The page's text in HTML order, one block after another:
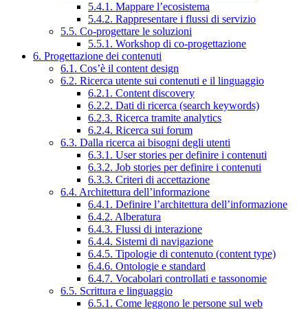
5.4.1. Mappare l’ecosistema
5.4.2. Rappresentare i flussi di servizio
5.5. Co-progettare le soluzioni
5.5.1. Workshop di co-progettazione
6. Progettazione dei contenuti
6.1. Cos’è il content design
6.2. Ricerca utente sui contenuti e il linguaggio
6.2.1. Content discovery
6.2.2. Dati di ricerca (search keywords)
6.2.3. Ricerca tramite analytics
6.2.4. Ricerca sui forum
6.3. Dalla ricerca ai bisogni degli utenti
6.3.1. User stories per definire i contenuti
6.3.2. Job stories per definire i contenuti
6.3.3. Criteri di accettazione
6.4. Architettura dell’informazione
6.4.1. Definire l’architettura dell’informazione
6.4.2. Alberatura
6.4.3. Flussi di interazione
6.4.4. Sistemi di navigazione
6.4.5. Tipologie di contenuto (content type)
6.4.6. Ontologie e standard
6.4.7. Vocabolari controllati e tassonomie
6.5. Scrittura e linguaggio
6.5.1. Come leggono le persone sul web